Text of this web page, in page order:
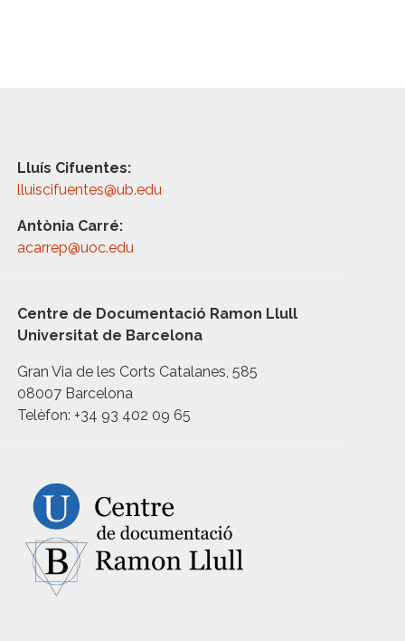
Lluís Cifuentes:
lluiscifuentes@ub.edu
Antònia Carré:
acarrep@uoc.edu
Centre de Documentació Ramon Llull
Universitat de Barcelona
Gran Via de les Corts Catalanes, 585
08007 Barcelona
Telèfon: +34 93 402 09 65